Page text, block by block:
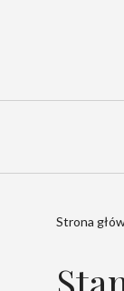
Strona